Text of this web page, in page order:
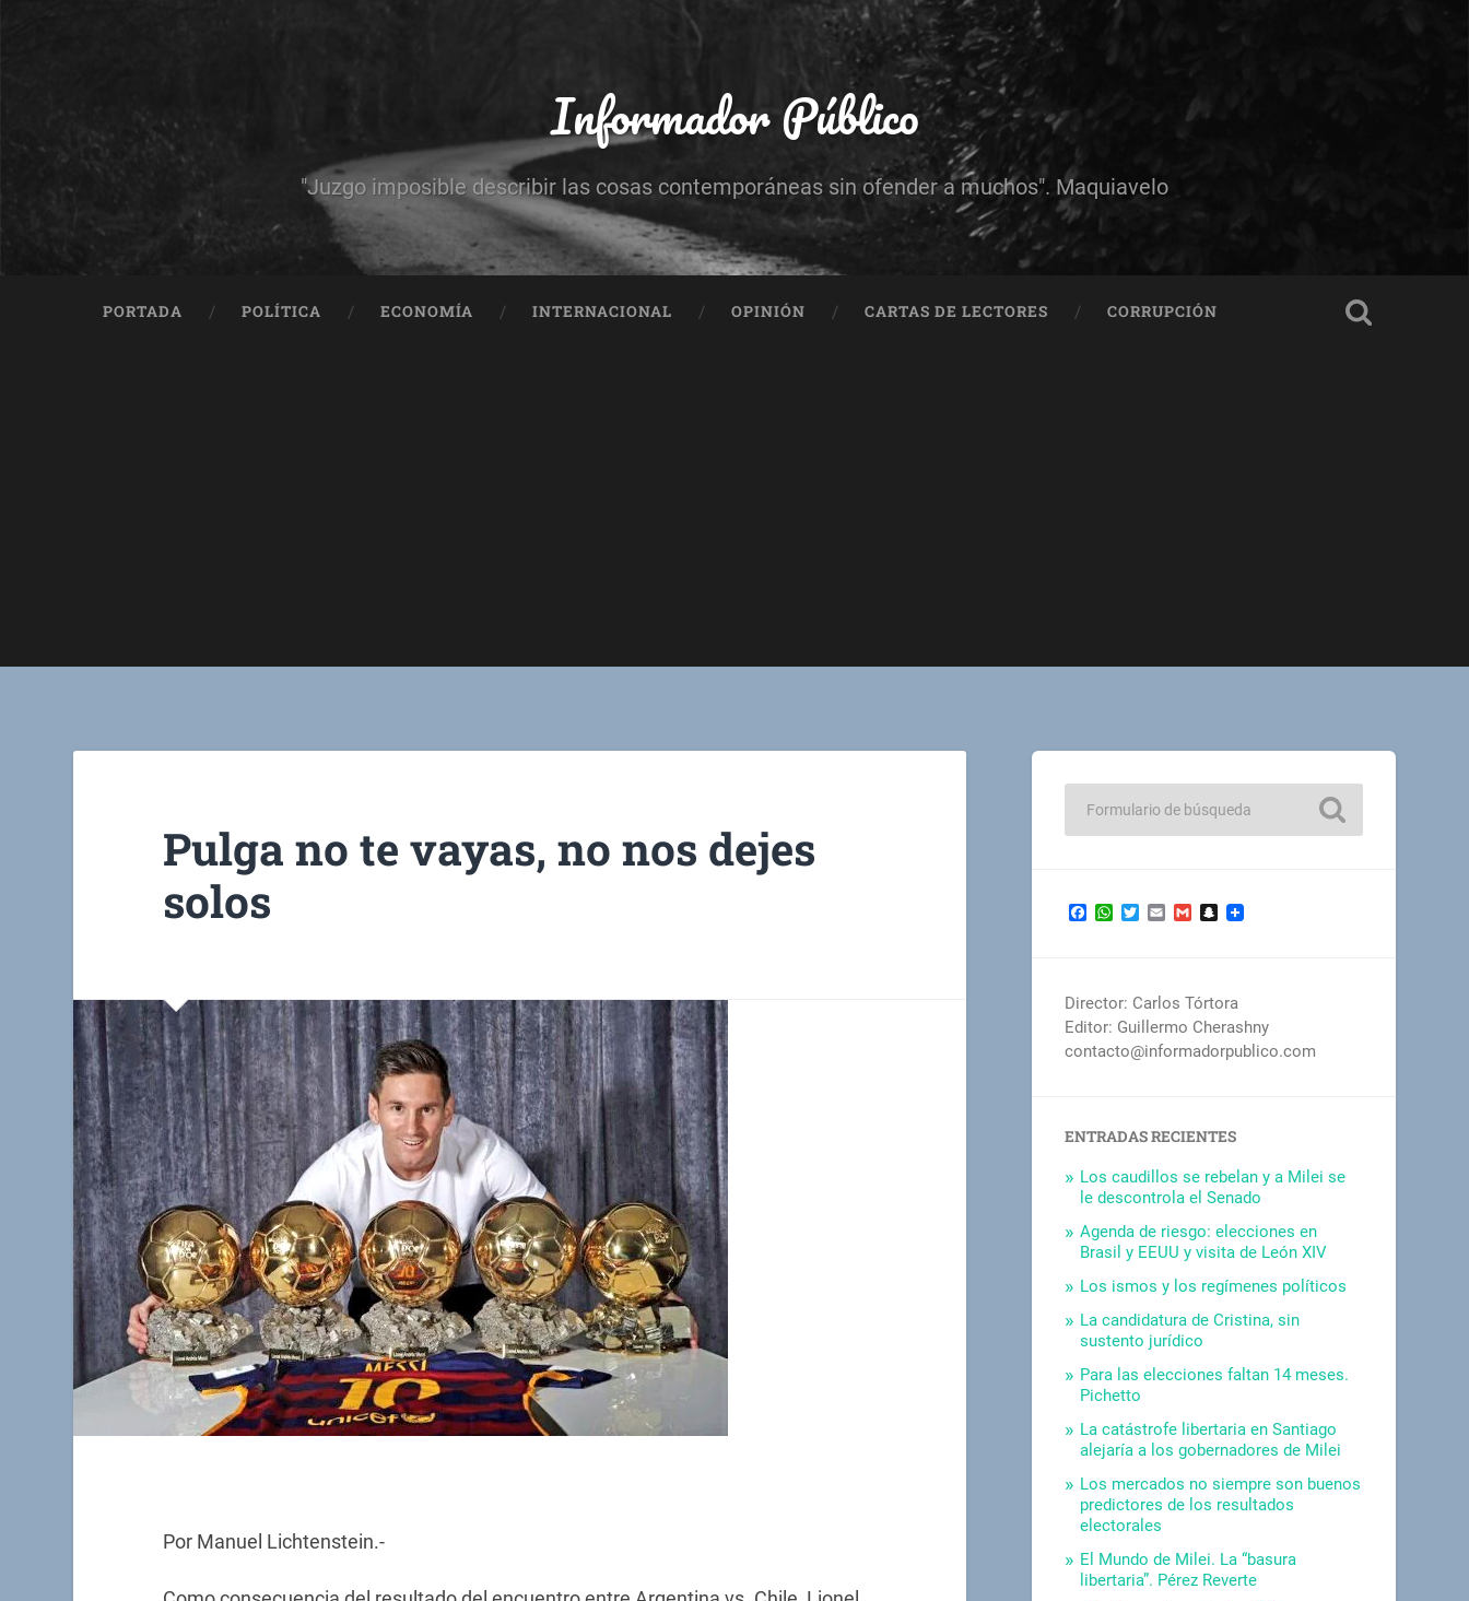
Informador Público
"Juzgo imposible describir las cosas contemporáneas sin ofender a muchos". Maquiavelo
PORTADA POLÍTICA ECONOMÍA INTERNACIONAL OPINIÓN CARTAS DE LECTORES CORRUPCIÓN
Pulga no te vayas, no nos dejes
solos
Por Manuel Lichtenstein.-
Facebook
WhatsApp
TwitterEmailGmailSnapchat
Director: Carlos Tórtora
Editor: Guillermo Cherashny
contacto@informadorpublico.com
ENTRADAS RECIENTES
Los caudillos se rebelan y a Milei se
le descontrola el Senado
Agenda de riesgo: elecciones en
Brasil y EEUU y visita de León XIV
Los ismos y los regímenes políticos
La candidatura de Cristina, sin
sustento jurídico
Para las elecciones faltan 14 meses.
Pichetto
La catástrofe libertaria en Santiago
alejaría a los gobernadores de Milei
Los mercados no siempre son buenos
predictores de los resultados
electorales
El Mundo de Milei. La “basura
libertaria”. Pérez Reverte